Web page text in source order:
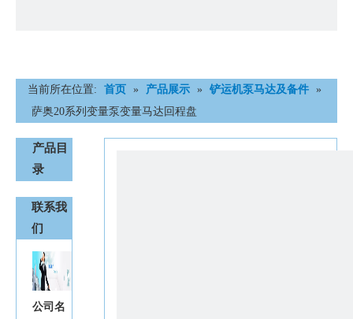
当前所在位置: 首页 » 产品展示 » 铲运机泵马达及备件 »
萨奥20系列变量泵变量马达回程盘
产品目
录
联系我
们
公司名